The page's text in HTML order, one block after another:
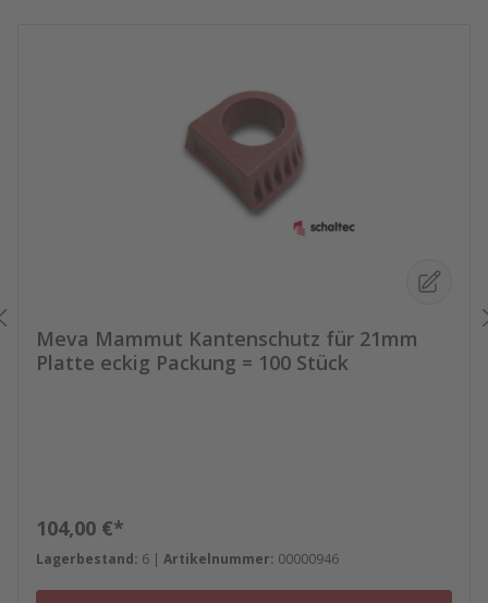
Meva Mammut Kantenschutz für 21mm
Platte eckig Packung = 100 Stück
Regulärer Preis:
104,00 €*
Lagerbestand: 6 | Artikelnummer: 00000946